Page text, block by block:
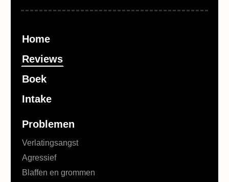
Home
Reviews
Boek
Intake
Problemen
Verlatingsangst
Agressief
Blaffen en grommen